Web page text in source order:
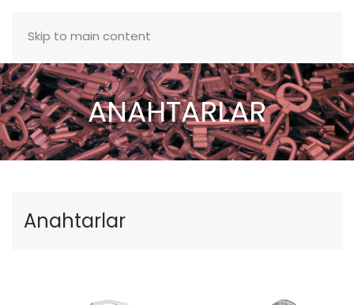
Skip to main content
ANAHTARLAR
Anahtarlar